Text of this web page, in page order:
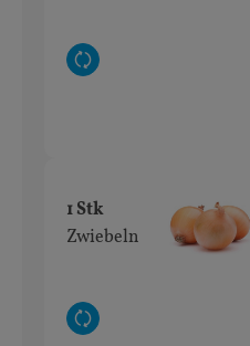
Auswahl ändern
1 Stk
Zwiebeln
Auswahl ändern